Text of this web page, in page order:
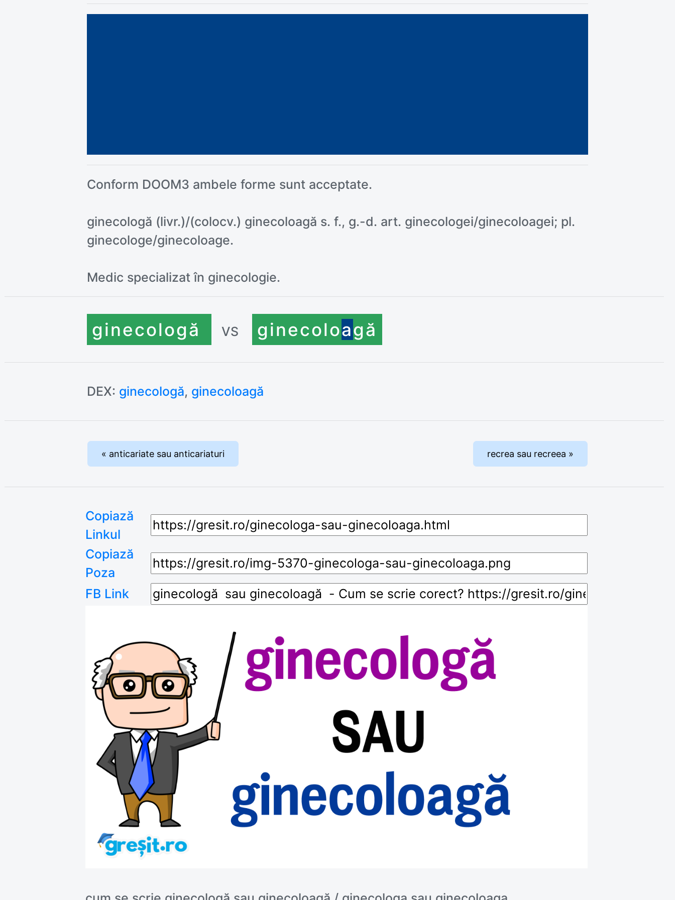
Conform DOOM3 ambele forme sunt acceptate.
ginecologă (livr.)/(colocv.) ginecoloagă s. f., g.-d. art. ginecologei/ginecoloagei; pl.
ginecologe/ginecoloage.
Medic specializat în ginecologie.
ginecologă VS ginecoloagă
DEX: ginecologă, ginecoloagă
« anticariate sau anticariaturi recrea sau recreea »
Copiază
Linkul
Copiază
Poza
FB Link